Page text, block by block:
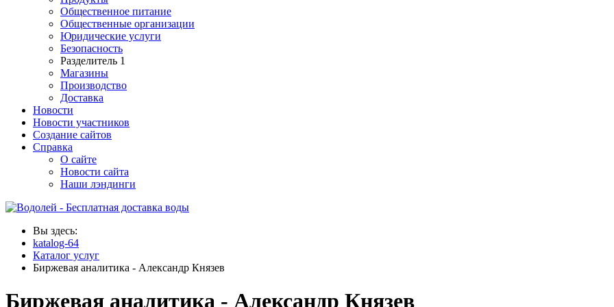
Общественное питание
Общественные организации
Юридические услуги
Безопасность
Разделитель 1
Магазины
Производство
Доставка
Новости
Новости участников
Создание сайтов
Справка
О сайте
Новости сайта
Наши лэндинги
Вы здесь:
katalog-64
Каталог услуг
Биржевая аналитика - Александр Князев
Биржевая аналитика - Александр Князев